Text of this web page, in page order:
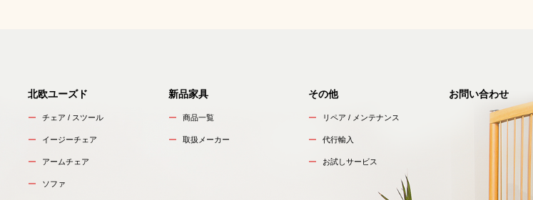
北欧ユーズド
チェア / スツール
イージーチェア
アームチェア
ソファ
新品家具
商品一覧
取扱メーカー
その他
リペア / メンテナンス
代行輸入
お試しサービス
お問い合わせ